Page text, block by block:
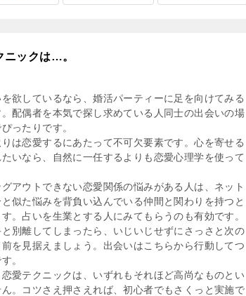
ニックは…。
欲しているなら、婚活パーティーに足を向けてみる
配偶者を本気で探し求めている人同士の出会いの場
ったりです。
は恋愛するにあたって不可欠要素です。心を寄せる
いなら、自然に一任するよりも恋愛心理学を使って
アウトできない恋愛関係の悩みがある人は、ネット
似た悩みを背負い込んでいる仲間と関わりを持つと
。占いを生業とする人にみてもらうのも有効です。
別離してしまったら、いじいじせずにさっさと次の
を見据えましょう。出会いはこちらから行動してつ
。
愛テクニックは、いずれもそれほど高尚なものとい
。コツさえ押さえれば、初心者でもさくっと実施で